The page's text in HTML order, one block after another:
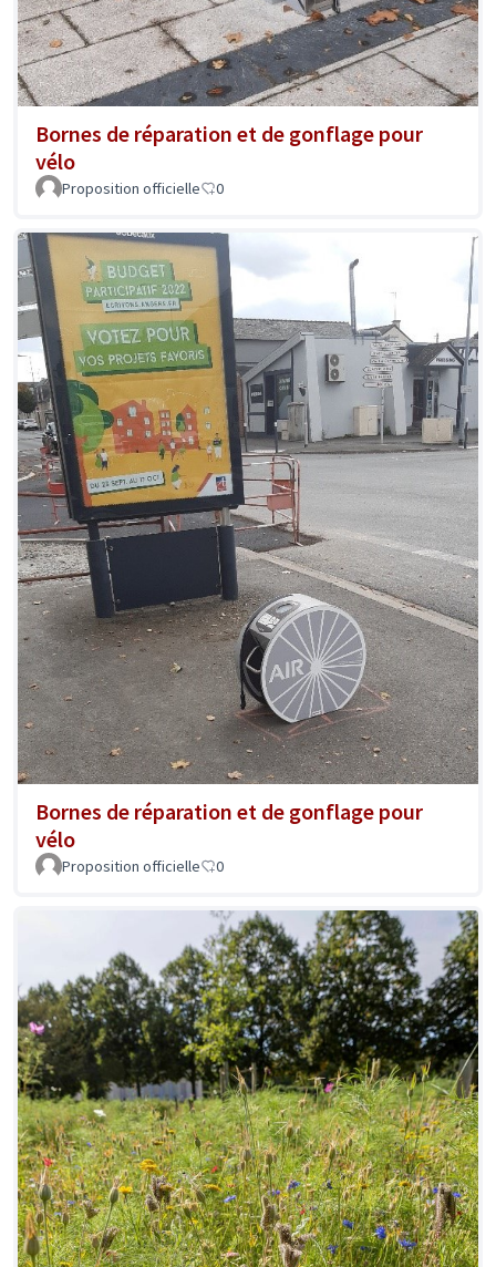
Bornes de réparation et de gonflage pour
vélo
Proposition officielle 0
Bornes de réparation et de gonflage pour
vélo
Proposition officielle 0